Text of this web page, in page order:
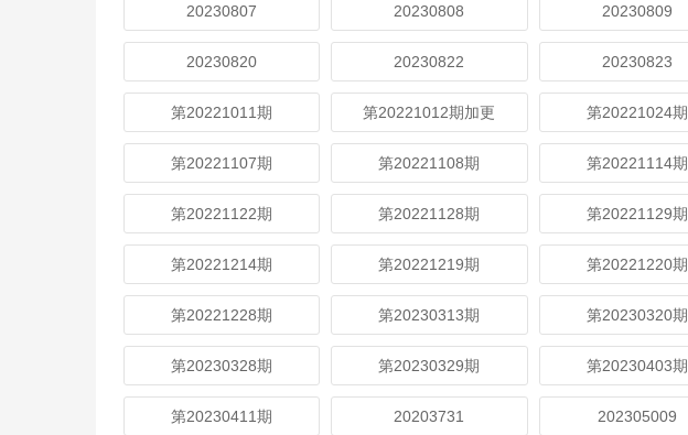
20230807 20230808 20230809
20230820 20230822 20230823
第20221011期 第20221012期加更 第20221024期
第20221107期 第20221108期 第20221114期
第20221122期 第20221128期 第20221129期
第20221214期 第20221219期 第20221220期
第20221228期 第20230313期 第20230320期
第20230328期 第20230329期 第20230403期
第20230411期 20203731 202305009